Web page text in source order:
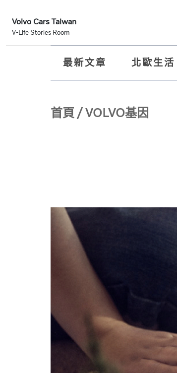
Volvo Cars Taiwan
V-Life Stories Room
最新文章 北歐生活
首頁 /VOLVO基因